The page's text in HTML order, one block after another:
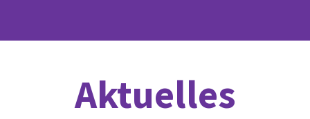
Aktuelles